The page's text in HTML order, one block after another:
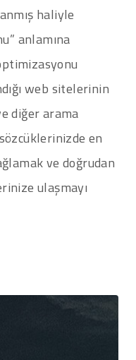
haliyle
anlamına
web sitelerinin
diğer arama
en
ve doğrudan
ulaşmayı